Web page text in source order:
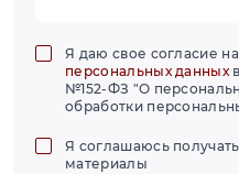
Я даю свое согласие
персональных данных
№152-ФЗ "О
обработки
Я соглашаюсь
материалы